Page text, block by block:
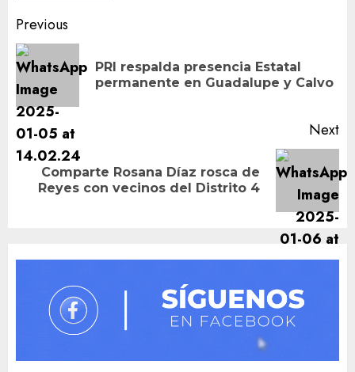
Post
navigation
Previous
PRI respalda presencia Estatal
permanente en Guadalupe y Calvo
Next
Next
post:
Comparte Rosana Díaz rosca de
Reyes con vecinos del Distrito 4